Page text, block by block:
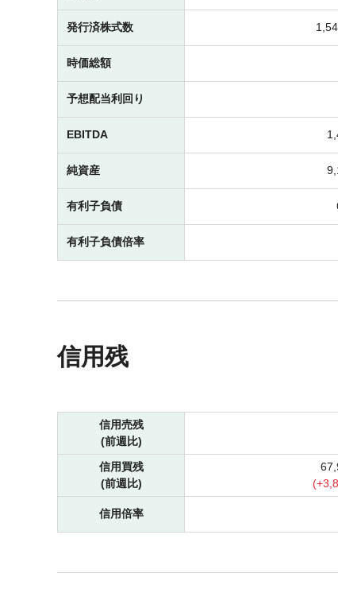
発行済株式数
時価総額
予想配当利回り
EBITDA
純資産
有利子負債
有利子負債倍率
信用残
信用売残
(前週比)
信用買残
(前週比)
(+
信用倍率